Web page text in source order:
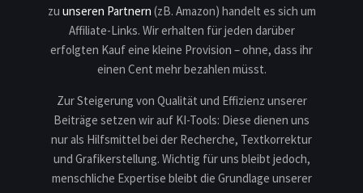
zu unseren Partnern (zB. Amazon) handelt es sich um
Affiliate-Links. Wir erhalten für jeden darüber
erfolgten Kauf eine kleine Provision – ohne, dass ihr
einen Cent mehr bezahlen müsst.
Zur Steigerung von Qualität und Effizienz unserer
Beiträge setzen wir auf KI-Tools: Diese dienen uns
nur als Hilfsmittel bei der Recherche, Textkorrektur
und Grafikerstellung. Wichtig für uns bleibt jedoch,
menschliche Expertise bleibt die Grundlage unserer